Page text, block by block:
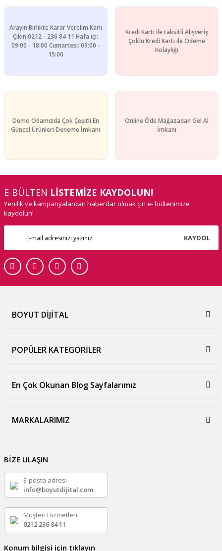
Arayın Birlikte Karar Verelim Karlı
Çıkın 0212 - 236 84 11 Hafa içi:
09:00 - 18:00 Cumartesi: 09:00 -
15:00
Kredi Kartı ile taksitli Alışveriş
Çoklu Kredi Kartı ile Ödeme
Kolaylığı
Demo Odamızda Çok Çeşitli En
Güncel Ürünleri Deneme İmkanı
Online Öde Mağazadan Gel Al
İmkanı
E-BÜLTEN LİSTEMİZE KAYDOLUN!
Yenilik ve kampanyalardan haberdar olmak çin e- bültenimize
kaydolun!
KAYDOL
BOYUT DİJİTAL
POPÜLER KATEGORİLER
En Çok Okunan Blog Sayfalarımız
MARKALARIMIZ
BİZE ULAŞIN
E-posta adresi
info@boyutdijital.com
Müşteri Hizmetleri
0212 236 84 11
Konum bilgisi için tıklayın